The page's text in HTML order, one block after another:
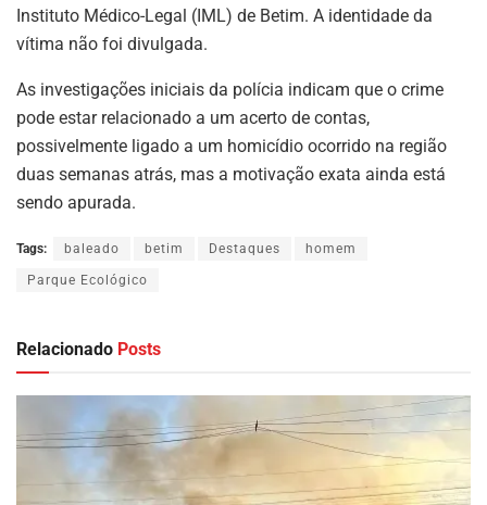
Instituto Médico-Legal (IML) de Betim. A identidade da
vítima não foi divulgada.
As investigações iniciais da polícia indicam que o crime
pode estar relacionado a um acerto de contas,
possivelmente ligado a um homicídio ocorrido na região
duas semanas atrás, mas a motivação exata ainda está
sendo apurada.
Tags: baleado betim Destaques homem
Parque Ecológico
Relacionado Posts